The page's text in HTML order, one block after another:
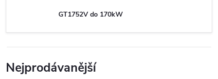
GT1752V do 170kW
Nejprodávanější